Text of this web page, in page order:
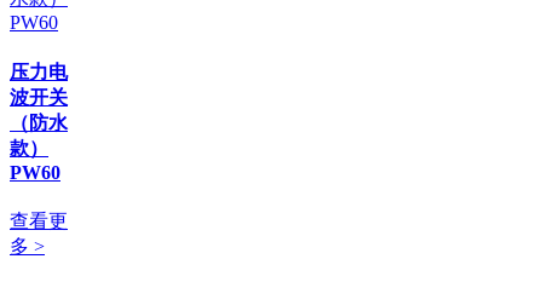
压力电
波开关
（防水
款）
PW60
查看更
多 >